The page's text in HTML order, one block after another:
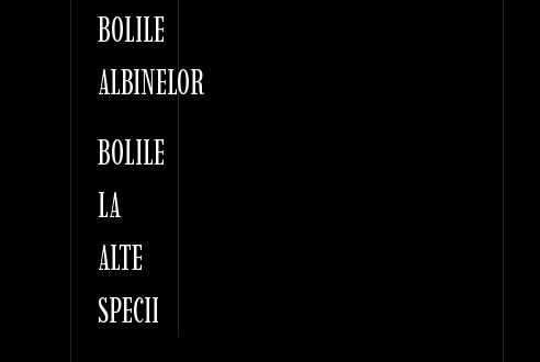
BOLILE
ALBINELOR
BOLILE
LA
ALTE
SPECII